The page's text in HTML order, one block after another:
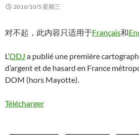
2016/10/5 星期三
对不起，此内容只适用于Français和
L’ODJ a publié une première
d’argent et de hasard en France
DOM (hors Mayotte).
Télécharger